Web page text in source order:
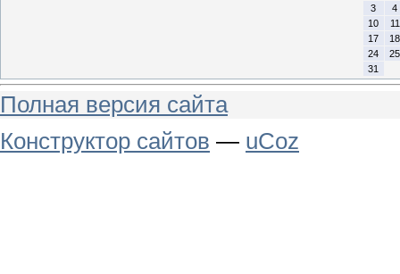
3
4
10
11
17
18
24
25
31
Полная версия сайта
Конструктор сайтов — uCoz